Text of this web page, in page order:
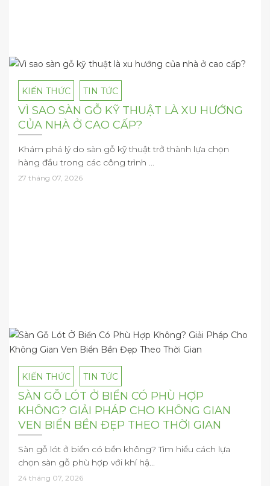
KIẾN THỨC TIN TỨC
VÌ SAO SÀN GỖ KỸ THUẬT LÀ XU HƯỚNG
CỦA NHÀ Ở CAO CẤP?
Khám phá lý do sàn gỗ kỹ thuật trở thành lựa chọn
hàng đầu trong các công trình ...
27 tháng 07, 2026
KIẾN THỨC TIN TỨC
SÀN GỖ LÓT Ở BIỂN CÓ PHÙ HỢP
KHÔNG? GIẢI PHÁP CHO KHÔNG GIAN
VEN BIỂN BỀN ĐẸP THEO THỜI GIAN
Sàn gỗ lót ở biển có bền không? Tìm hiểu cách lựa
chọn sàn gỗ phù hợp với khí hậ...
24 tháng 07, 2026